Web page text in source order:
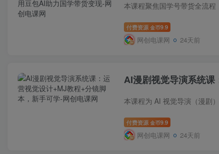
付费资源 金币9.9
网创电课网 24天前
AI漫剧视觉导演系统
付费资源 金币9.9
网创电课网 24天前